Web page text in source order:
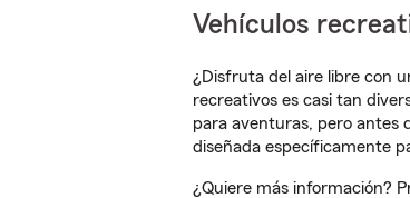
Vehículos
¿Disfruta del aire libre con
recreativos es casi tan
para aventuras, pero antes
diseñada específicamente
¿Quiere más información?